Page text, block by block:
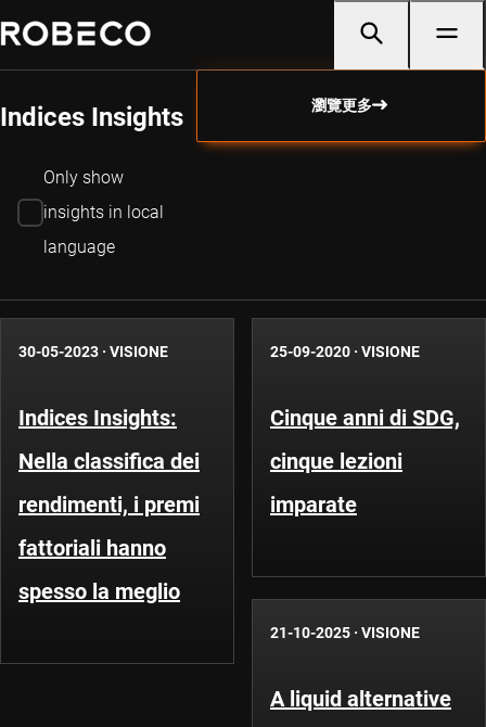
Indices Insights
Only show
insights in local
language
瀏覽更多
30-05-2023 · VISIONE
Indices Insights:
Nella classifica dei
rendimenti, i premi
fattoriali hanno
spesso la meglio
25-09-2020 · VISIONE
Cinque anni di SDG,
cinque lezioni
imparate
21-10-2025 · VISIONE
A liquid alternative